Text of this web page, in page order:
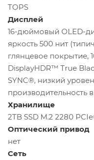
TOPS
Дисплей
16-дюймовый OLED-
яркость 500 нит
глянцевое покрытие,
DisplayHDR™ True
SYNC®, низкий
производительность
Хранилище
2TB SSD M.2 2280
Оптический привод
нет
Сеть